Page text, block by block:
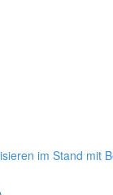
im Stand mit